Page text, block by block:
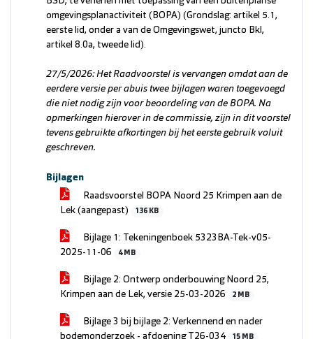
omgevingsplanactiviteit (BOPA) (Grondslag: artikel 5.1,
eerste lid, onder a van de Omgevingswet, juncto Bkl,
artikel 8.0a, tweede lid).
27/5/2026: Het Raadvoorstel is vervangen omdat aan de
eerdere versie per abuis twee bijlagen waren toegevoegd
die niet nodig zijn voor beoordeling van de BOPA. Na
opmerkingen hierover in de commissie, zijn in dit voorstel
tevens gebruikte afkortingen bij het eerste gebruik voluit
geschreven.
Bijlagen
Raadsvoorstel BOPA Noord 25 Krimpen aan de
Lek (aangepast)
136 KB
Bijlage 1: Tekeningenboek 5323BA-Tek-v05-
2025-11-06
4 MB
Bijlage 2: Ontwerp onderbouwing Noord 25,
Krimpen aan de Lek, versie 25-03-2026
2 MB
Bijlage 3 bij bijlage 2: Verkennend en nader
bodemonderzoek - afdoening T26-034
15 MB